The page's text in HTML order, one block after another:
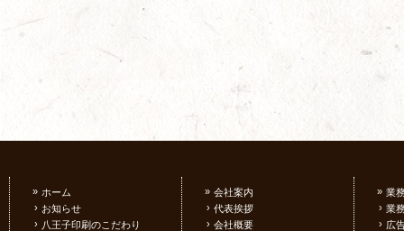
» ホーム
› お知らせ
› 八王子印刷のこだわり
» 会社案内
› 代表挨拶
› 会社概要
» 業
› 業
› 広